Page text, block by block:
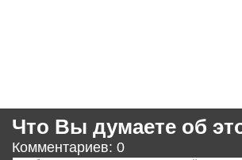
Что Вы думаете об
Комментариев: 0